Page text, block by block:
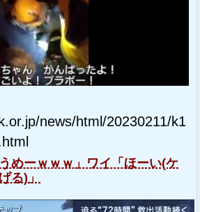
news/html/20230211/k1
めーｗｗｗ」ワイ「ほーい(ケ
る)」